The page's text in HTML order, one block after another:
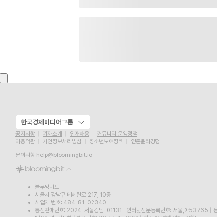
한국경제미디어그룹
공지사항 기자소개 인재채용
커뮤니티 운영정책
이용약관
개인정보처리방침 청소년보호정책
언론윤리강령
문의사항 help@bloomingbit.io
블루밍비트
서울시 강남구 테헤란로 217, 10층
사업자 번호: 484-81-02340
통신판매번호: 2024-서울강남-01131
인터넷신문등록번호: 서울,아53765